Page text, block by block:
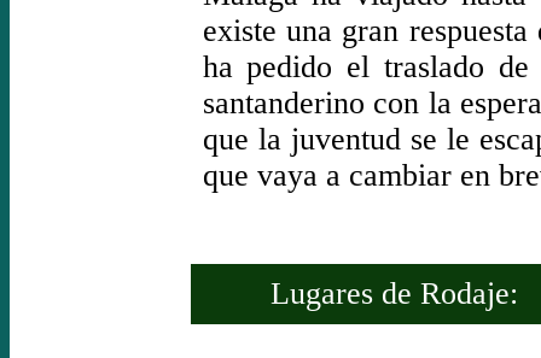
existe una gran
ha pedido el traslado
santanderino con la
que la juventud se le
que vaya a cambiar en
Lugares de Rodaje: